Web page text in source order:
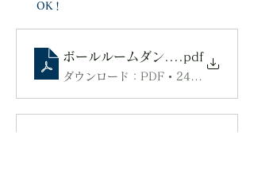
OK！
ボールルームダンス体験レッス
.pdf
ダウンロード：PDF • 240KB